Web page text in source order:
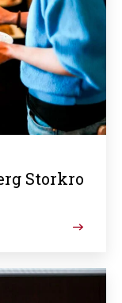
Storkro